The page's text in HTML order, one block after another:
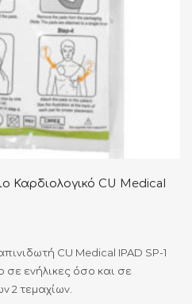
Καρδιολογικό CU Medical
CU Medical IPAD SP-1
ενήλικες όσο και σε
2 τεμαχίων.